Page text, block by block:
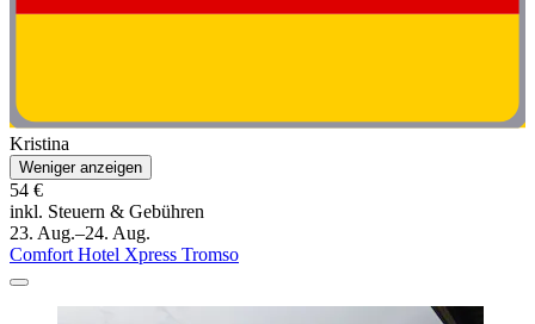
Kristina
Weniger anzeigen
54 €
inkl. Steuern & Gebühren
23. Aug.–24. Aug.
Comfort Hotel Xpress Tromso